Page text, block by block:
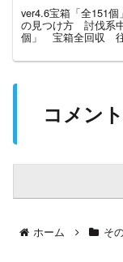
ver4.6宝箱「全151
の見つけ方 討伐系
個」 宝箱全回収
テーヌ ver4.6攻略
コメント
ホーム そ